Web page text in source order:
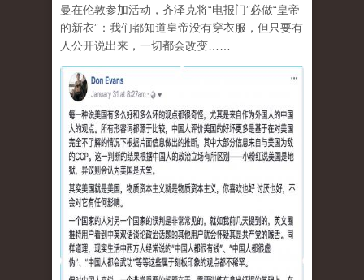
曼在伦敦参加活动，齐泽克将“电报门”必做“皇帝
的新衣”：我们都知道皇帝没有穿衣服，但只要有
人公开说出来，一切都会改变……